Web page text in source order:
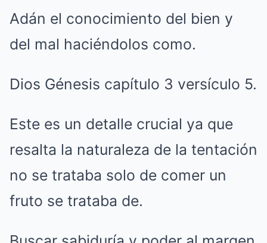
Adán el conocimiento del bien y
del mal haciéndolos como.
Dios Génesis capítulo 3 versículo 5.
Este es un detalle crucial ya que
resalta la naturaleza de la tentación
no se trataba solo de comer un
fruto se trataba de.